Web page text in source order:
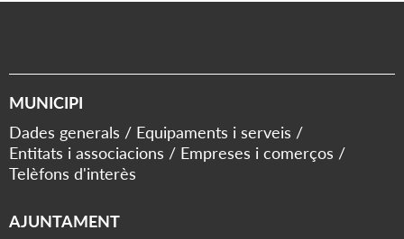
MUNICIPI
Dades generals
Equipaments i serveis
Entitats i associacions
Empreses i comerços
Telèfons d'interès
AJUNTAMENT